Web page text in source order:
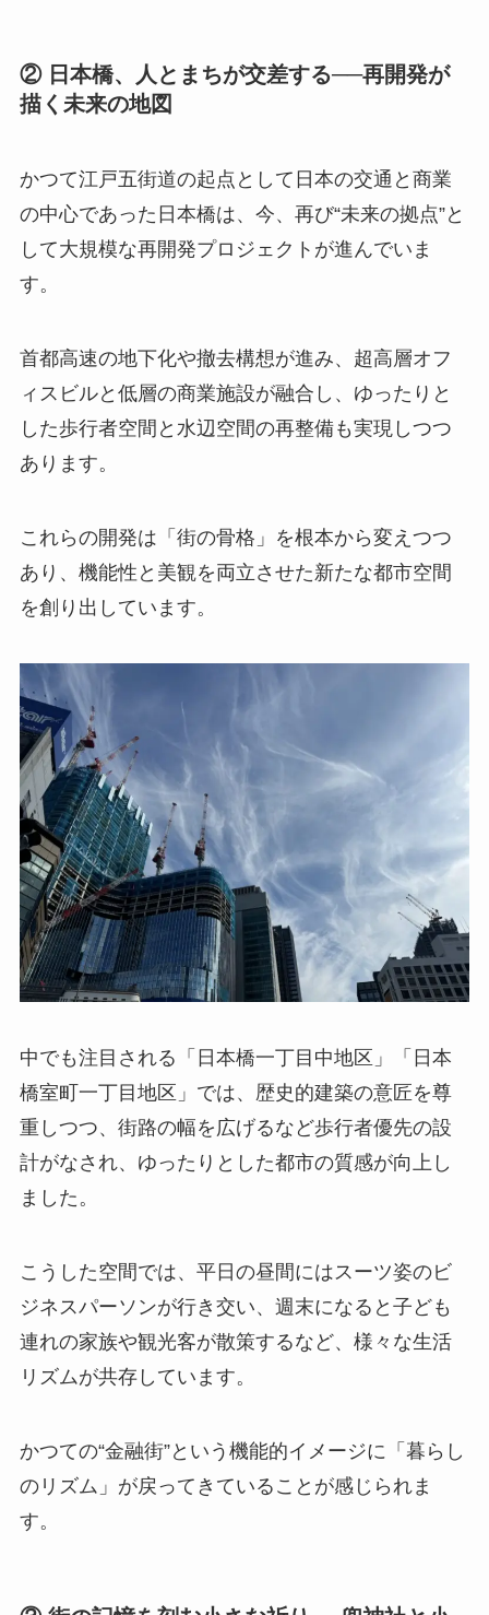
② 日本橋、人とまちが交差する──再開発が
描く未来の地図
かつて江戸五街道の起点として日本の交通と商業
の中心であった日本橋は、今、再び“未来の拠点”と
して大規模な再開発プロジェクトが進んでいま
す。
首都高速の地下化や撤去構想が進み、超高層オフ
ィスビルと低層の商業施設が融合し、ゆったりと
した歩行者空間と水辺空間の再整備も実現しつつ
あります。
これらの開発は「街の骨格」を根本から変えつつ
あり、機能性と美観を両立させた新たな都市空間
を創り出しています。
中でも注目される「日本橋一丁目中地区」「日本
橋室町一丁目地区」では、歴史的建築の意匠を尊
重しつつ、街路の幅を広げるなど歩行者優先の設
計がなされ、ゆったりとした都市の質感が向上し
ました。
こうした空間では、平日の昼間にはスーツ姿のビ
ジネスパーソンが行き交い、週末になると子ども
連れの家族や観光客が散策するなど、様々な生活
リズムが共存しています。
かつての“金融街”という機能的イメージに「暮らし
のリズム」が戻ってきていることが感じられま
す。